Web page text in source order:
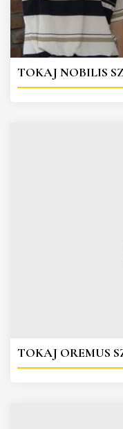
TOKAJ NOBILIS
TOKAJ OREMUS